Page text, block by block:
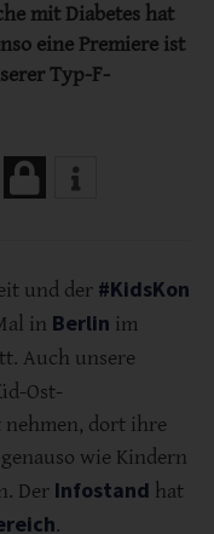
mit Diabetes hat
eine Premiere ist
Typ-F-
und der #KidsKon
in Berlin im
Auch unsere
Ost-
nehmen, dort ihre
wie Kindern
Der Infostand hat
.